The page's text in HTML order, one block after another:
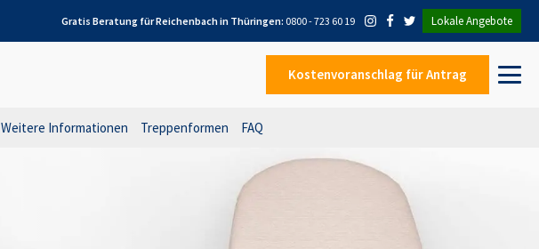
Gratis Beratung fürReichenbach in Thüringen: 0800 - 723 60 19 Lokale Angebote
Kostenvoranschlag für Antrag
Weitere Informationen Treppenformen FAQ